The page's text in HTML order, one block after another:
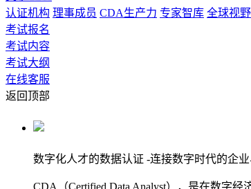
认证机构 理事成员 CDA生产力 专家智库 全球视野
考试报名
考试内容
考试大纲
在线客服
返回顶部
数字化人才的数据认证 -连接数字时代的企业
CDA（Certified Data Analyst），是在数字